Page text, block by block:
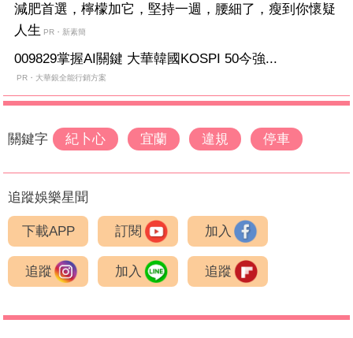
減肥首選，檸檬加它，堅持一週，腰細了，瘦到你懷疑
人生 PR・新素簡
009829掌握AI關鍵 大華韓國KOSPI 50今強...
PR・大華銀全能行銷方案
關鍵字 紀卜心 宜蘭 違規 停車
追蹤娛樂星聞
下載APP 訂閱 加入
追蹤 加入 追蹤